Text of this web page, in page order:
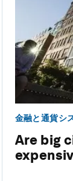
金融と通貨シ
Are big